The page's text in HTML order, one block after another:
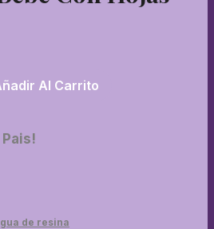
Al Carrito
Pais!
de resina